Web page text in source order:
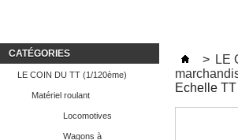
CATÉGORIES
LE COIN DU TT (1/120ème)
Matériel roulant
Locomotives
Wagons à
> LE
Echelle TT